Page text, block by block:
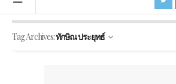
Tag Archives:ทักษิณ ประยุทธ์